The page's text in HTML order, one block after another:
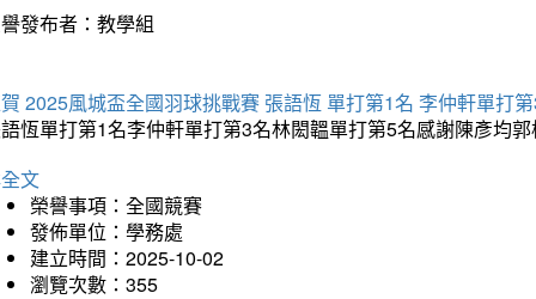
發布者：教學組
2025風城盃全國羽球挑戰賽 張語恆 單打第1名 李仲軒單打
恆單打第1名李仲軒單打第3名林閎韞單打第5名感謝陳彥均
文
榮譽事項：全國競賽
發佈單位：學務處
建立時間：2025-10-02
瀏覽次數：355